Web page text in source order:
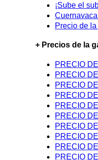
¡Sube el
Precio de
+ Precios de la
PRECIO
PRECIO
PRECIO
PRECIO
PRECIO
PRECIO
PRECIO
PRECIO
PRECIO
PRECIO